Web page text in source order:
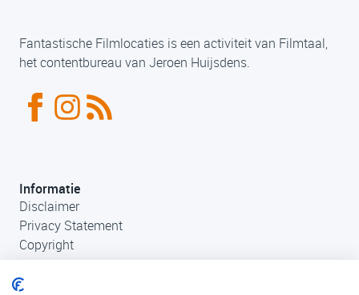
Fantastische Filmlocaties is een activiteit van Filmtaal,
het contentbureau van Jeroen Huijsdens.
Informatie
Disclaimer
Privacy Statement
Copyright